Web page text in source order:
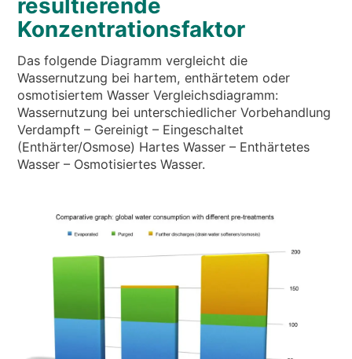
resultierende
Konzentrationsfaktor
Das folgende Diagramm vergleicht die
Wassernutzung bei hartem, enthärtetem oder
osmotisiertem Wasser Vergleichsdiagramm:
Wassernutzung bei unterschiedlicher Vorbehandlung
Verdampft – Gereinigt – Eingeschaltet
(Enthärter/Osmose) Hartes Wasser – Enthärtetes
Wasser – Osmotisiertes Wasser.